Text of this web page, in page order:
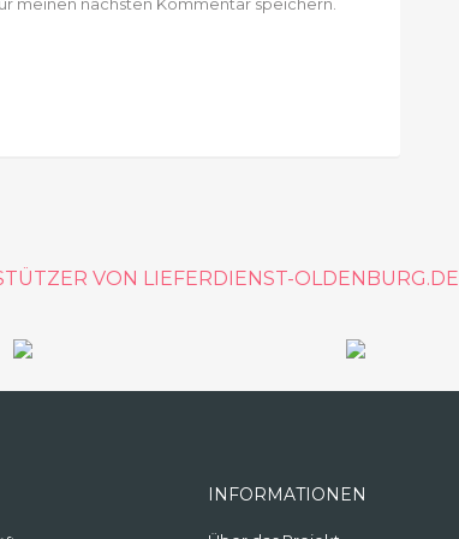
VON LIEFERDIENST-OLDENBURG.DE
INFORMATIONEN